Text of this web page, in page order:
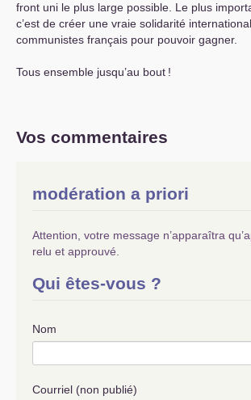
front uni le plus large possible. Le plus
c’est de créer une vraie solidarité
communistes français pour pouvoir gagner.
Tous ensemble jusqu’au bout !
Vos commentaires
modération a priori
Attention, votre message n’apparaîtra
relu et approuvé.
Qui êtes-vous ?
Nom
Courriel (non publié)